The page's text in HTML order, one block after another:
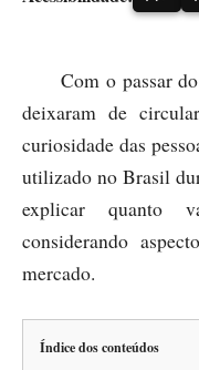
Com o passar do
deixaram de
curiosidade das
utilizado no Brasil
explicar quanto
considerando
mercado.
Índice dos conteúdos